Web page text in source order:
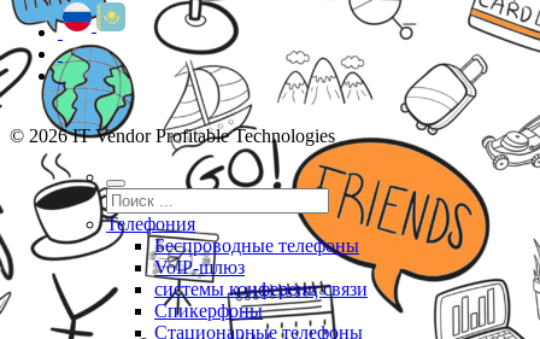
© 2026 IT Vendor Profitable Technologies
Телефония
Беспроводные телефоны
VoIP-шлюз
системы конференц связи
Спикерфоны
Стационарные телефоны